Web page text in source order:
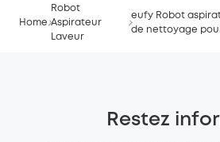
Home
Robot
Aspirateur
Laveur
eufy Robot
de nettoyage
Restez